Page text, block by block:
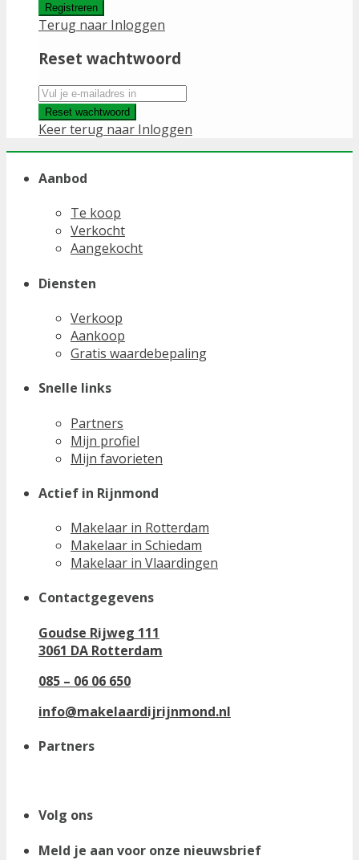
Registreren
Terug naar Inloggen
Reset wachtwoord
Reset wachtwoord
Keer terug naar Inloggen
Aanbod
Te koop
Verkocht
Aangekocht
Diensten
Verkoop
Aankoop
Gratis waardebepaling
Snelle links
Partners
Mijn profiel
Mijn favorieten
Actief in Rijnmond
Makelaar in Rotterdam
Makelaar in Schiedam
Makelaar in Vlaardingen
Contactgegevens
Goudse Rijweg 111
3061 DA Rotterdam
085 – 06 06 650
info@makelaardijrijnmond.nl
Partners
Volg ons
Meld je aan voor onze nieuwsbrief